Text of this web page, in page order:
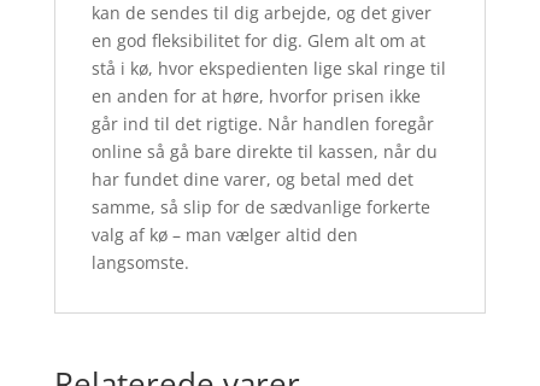
kan de sendes til dig arbejde, og det giver
en god fleksibilitet for dig. Glem alt om at
stå i kø, hvor ekspedienten lige skal ringe til
en anden for at høre, hvorfor prisen ikke
går ind til det rigtige. Når handlen foregår
online så gå bare direkte til kassen, når du
har fundet dine varer, og betal med det
samme, så slip for de sædvanlige forkerte
valg af kø – man vælger altid den
langsomste.